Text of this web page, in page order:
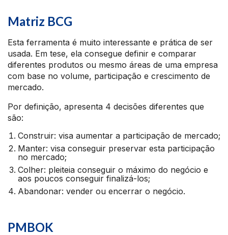
Matriz BCG
Esta ferramenta é muito interessante e prática de ser
usada. Em tese, ela consegue definir e comparar
diferentes produtos ou mesmo áreas de uma empresa
com base no volume, participação e crescimento de
mercado.
Por definição, apresenta 4 decisões diferentes que
são:
Construir: visa aumentar a participação de mercado;
Manter: visa conseguir preservar esta participação
no mercado;
Colher: pleiteia conseguir o máximo do negócio e
aos poucos conseguir finalizá-los;
Abandonar: vender ou encerrar o negócio.
PMBOK